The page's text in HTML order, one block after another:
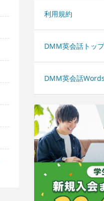
利用規約
DMM英会話トッ
DMM英会話